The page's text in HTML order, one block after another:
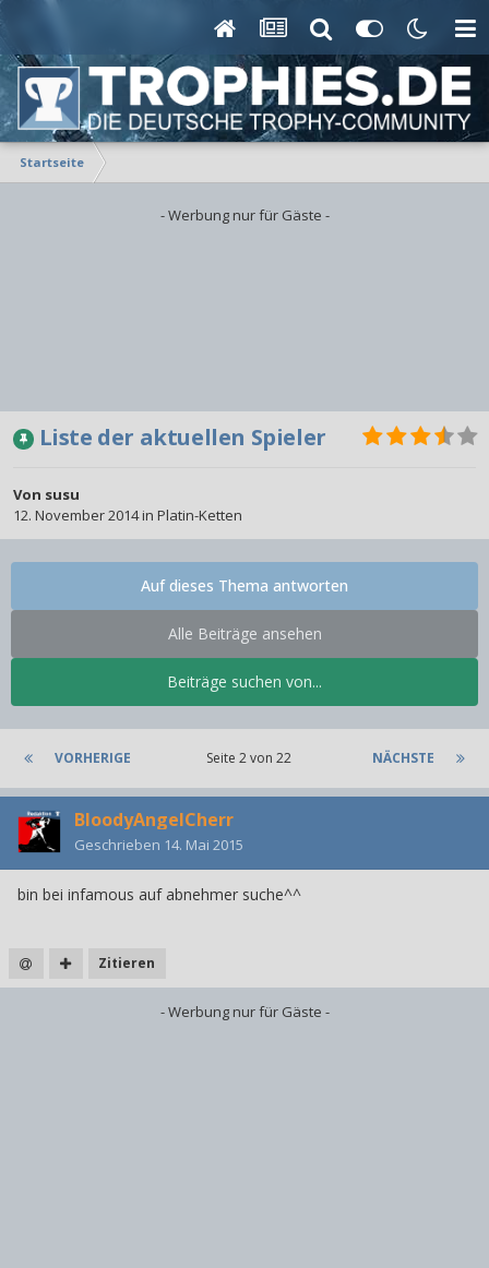
Startseite
- Werbung nur für Gäste -
Liste der aktuellen Spieler
Von susu
12. November 2014in Platin-Ketten
Beiträge suchen von...
Alle Beiträge ansehen
Auf dieses Thema antworten
VORHERIGE NÄCHSTE
Seite 2 von 22
BloodyAngelCherr
Geschrieben 14. Mai 2015
bin bei infamous auf abnehmer suche^^
Zitieren
- Werbung nur für Gäste -